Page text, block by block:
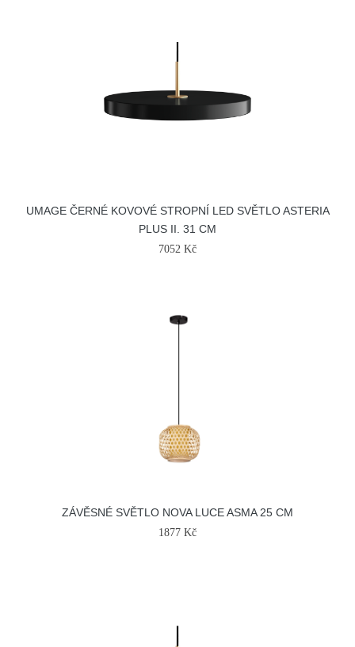
UMAGE ČERNÉ KOVOVÉ STROPNÍ LED SVĚTLO ASTERIA
PLUS II. 31 CM
7052 Kč
ZÁVĚSNÉ SVĚTLO NOVA LUCE ASMA 25 CM
1877 Kč